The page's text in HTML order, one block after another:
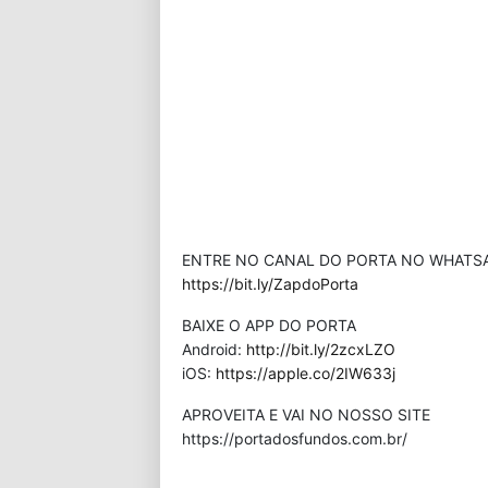
ENTRE NO CANAL DO PORTA NO
https://bit.ly/ZapdoPorta
BAIXE O APP DO PORTA
Android: http://bit.ly/2zcxLZO
iOS: https://apple.co/2IW633j
APROVEITA E VAI NO NOSSO SITE
⁠https://portadosfundos.com.br/